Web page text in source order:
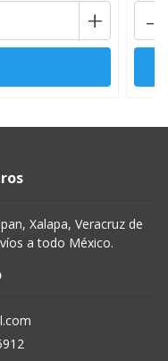
+ -
Xalapa, Veracruz de
a todo México.